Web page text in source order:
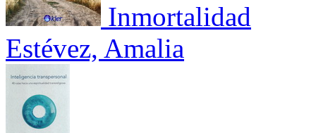
Inmortalidad
Estévez, Amalia